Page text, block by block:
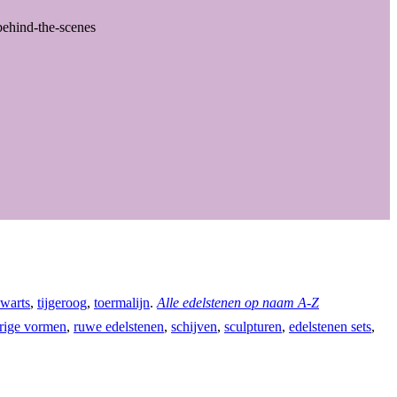
the-scenes
, tijgeroog, toermalijn. Alle edelstenen op naam A-Z
vormen, ruwe edelstenen, schijven, sculpturen, edelstenen sets,